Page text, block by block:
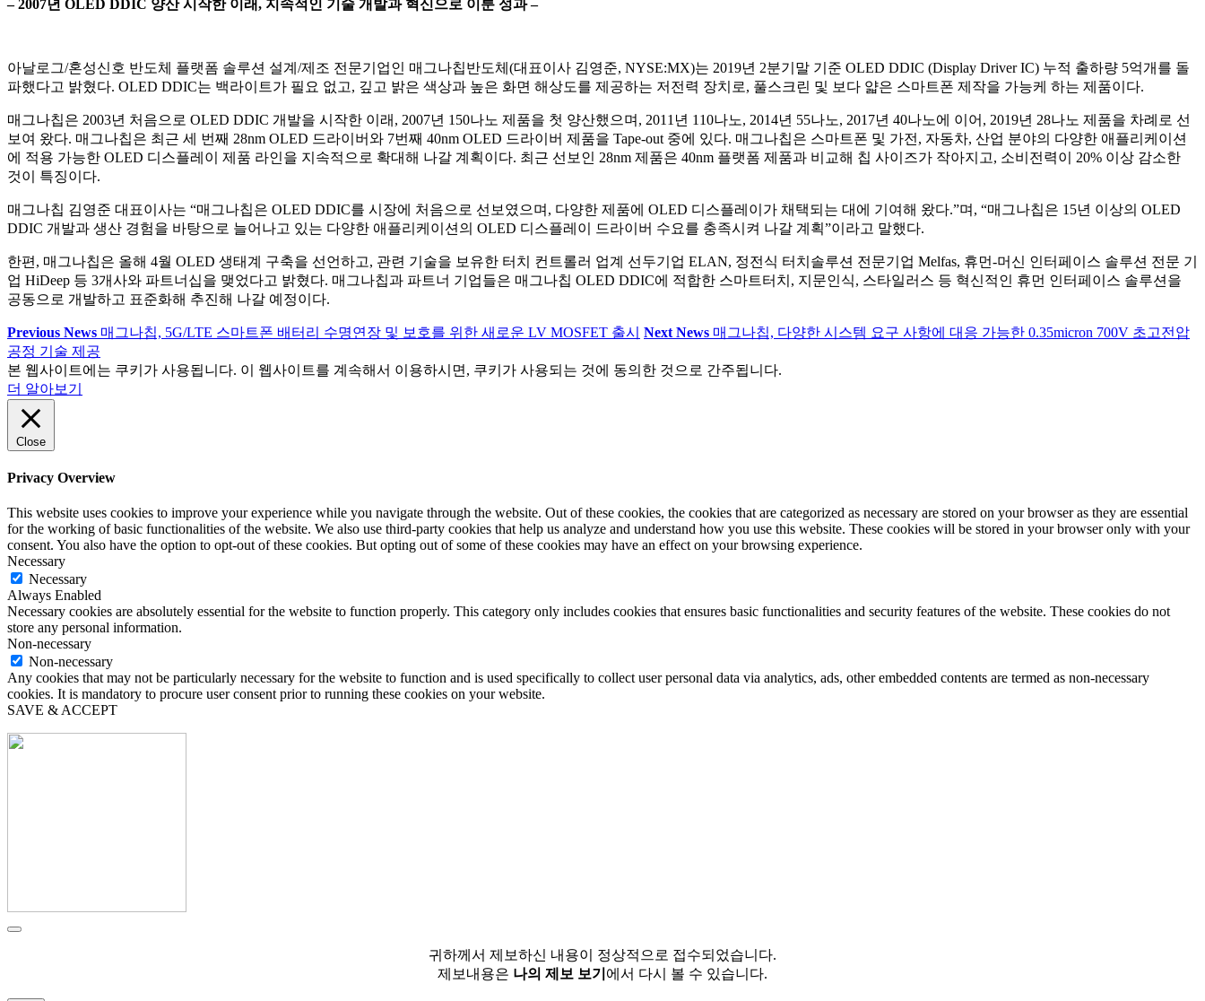
– 2007년 OLED DDIC 양산 시작한 이래, 지속적인 기술 개발과 혁신으로 이룬 성과 –
아날로그/혼성신호 반도체 플랫폼 솔루션 설계/제조 전문기업인 매그나칩반도체(대표이사 김영준, NYSE:MX)는 2019년 2분기말 기준 OLED DDIC (Display Driver IC) 누적 출하량 5억개를 돌
파했다고 밝혔다. OLED DDIC는 백라이트가 필요 없고, 깊고 밝은 색상과 높은 화면 해상도를 제공하는 저전력 장치로, 풀스크린 및 보다 얇은 스마트폰 제작을 가능케 하는 제품이다.
매그나칩은 2003년 처음으로 OLED DDIC 개발을 시작한 이래, 2007년 150나노 제품을 첫 양산했으며, 2011년 110나노, 2014년 55나노, 2017년 40나노에 이어, 2019년 28나노 제품을 차례로 선
보여 왔다. 매그나칩은 최근 세 번째 28nm OLED 드라이버와 7번째 40nm OLED 드라이버 제품을 Tape-out 중에 있다. 매그나칩은 스마트폰 및 가전, 자동차, 산업 분야의 다양한 애플리케이션
에 적용 가능한 OLED 디스플레이 제품 라인을 지속적으로 확대해 나갈 계획이다. 최근 선보인 28nm 제품은 40nm 플랫폼 제품과 비교해 칩 사이즈가 작아지고, 소비전력이 20% 이상 감소한
것이 특징이다.
매그나칩 김영준 대표이사는 “매그나칩은 OLED DDIC를 시장에 처음으로 선보였으며, 다양한 제품에 OLED 디스플레이가 채택되는 대에 기여해 왔다.”며, “매그나칩은 15년 이상의 OLED
DDIC 개발과 생산 경험을 바탕으로 늘어나고 있는 다양한 애플리케이션의 OLED 디스플레이 드라이버 수요를 충족시켜 나갈 계획”이라고 말했다.
한편, 매그나칩은 올해 4월 OLED 생태계 구축을 선언하고, 관련 기술을 보유한 터치 컨트롤러 업계 선두기업 ELAN, 정전식 터치솔루션 전문기업 Melfas, 휴먼-머신 인터페이스 솔루션 전문 기
업 HiDeep 등 3개사와 파트너십을 맺었다고 밝혔다. 매그나칩과 파트너 기업들은 매그나칩 OLED DDIC에 적합한 스마트터치, 지문인식, 스타일러스 등 혁신적인 휴먼 인터페이스 솔루션을
공동으로 개발하고 표준화해 추진해 나갈 예정이다.
Previous News 매그나칩, 5G/LTE 스마트폰 배터리 수명연장 및 보호를 위한 새로운 LV MOSFET 출시 Next News 매그나칩, 다양한 시스템 요구 사항에 대응 가능한 0.35micron 700V 초고전압
공정 기술 제공
본 웹사이트에는 쿠키가 사용됩니다. 이 웹사이트를 계속해서 이용하시면, 쿠키가 사용되는 것에 동의한 것으로 간주됩니다.
더 알아보기
Close
Privacy Overview
This website uses cookies to improve your experience while you navigate through the website. Out of these cookies, the cookies that are categorized as necessary are stored on your browser as they are essential
for the working of basic functionalities of the website. We also use third-party cookies that help us analyze and understand how you use this website. These cookies will be stored in your browser only with your
consent. You also have the option to opt-out of these cookies. But opting out of some of these cookies may have an effect on your browsing experience.
Necessary
Necessary
Always Enabled
Necessary cookies are absolutely essential for the website to function properly. This category only includes cookies that ensures basic functionalities and security features of the website. These cookies do not
store any personal information.
Non-necessary
Non-necessary
Any cookies that may not be particularly necessary for the website to function and is used specifically to collect user personal data via analytics, ads, other embedded contents are termed as non-necessary
cookies. It is mandatory to procure user consent prior to running these cookies on your website.
SAVE & ACCEPT
귀하께서 제보하신 내용이 정상적으로 접수되었습니다.
제보내용은 나의 제보 보기 에서 다시 볼 수 있습니다.